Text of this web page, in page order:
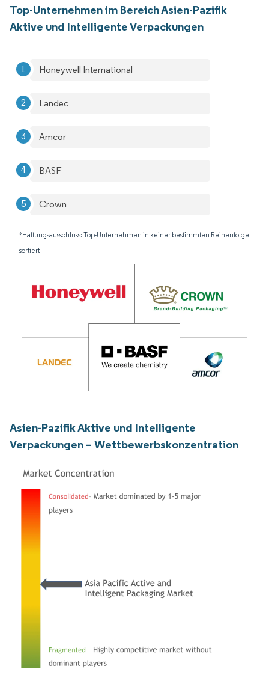
Top-Unternehmen im Bereich Asien-Pazifik
Aktive und Intelligente Verpackungen
Honeywell International
Landec
Amcor
BASF
Crown
*Haftungsausschluss: Top-Unternehmen in keiner bestimmten Reihenfolge
sortiert
Asien-Pazifik Aktive und Intelligente
Verpackungen – Wettbewerbskonzentration